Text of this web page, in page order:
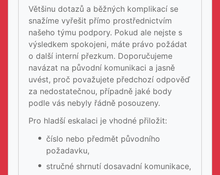
Většinu dotazů a běžných komplikací se
snažíme vyřešit přímo prostřednictvím
našeho týmu podpory. Pokud ale nejste s
výsledkem spokojeni, máte právo požádat
o další interní přezkum. Doporučujeme
navázat na původní komunikaci a jasně
uvést, proč považujete předchozí odpověď
za nedostatečnou, případně jaké body
podle vás nebyly řádně posouzeny.
Pro hladší eskalaci je vhodné přiložit:
číslo nebo předmět původního
požadavku,
stručné shrnutí dosavadní komunikace,